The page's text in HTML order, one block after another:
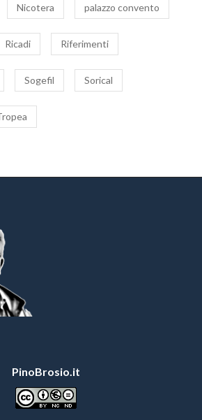
Nicotera palazzo convento
Ricadi Riferimenti
Sogefil Sorical
PinoBrosio.it